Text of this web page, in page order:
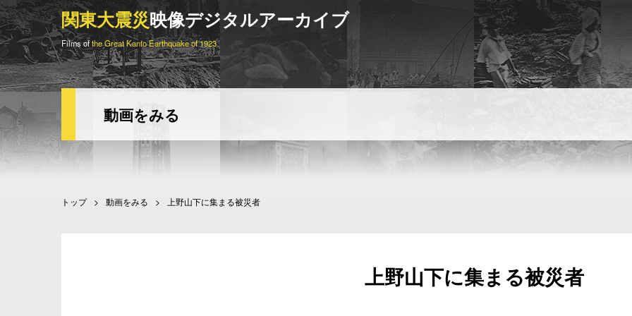
関東大震災映像デジタルアーカイブ
Films ofthe Great Kanto Earthquake of 1923 関東大震災映像デジタルアーカイブ
場所からクリップをみる [ 動画をみる ]
震災タイムマップ
動画をみる
トップ 動画をみる 上野山下に集まる被災者
上野山下に集まる被災者